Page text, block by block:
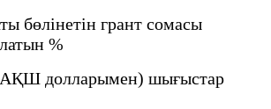
бөлінетін грант сомасы
%
шығыстар